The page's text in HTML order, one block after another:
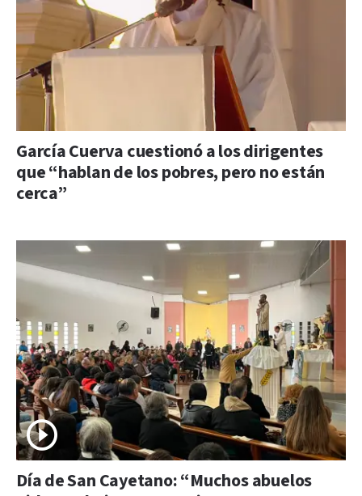
García Cuerva cuestionó a los dirigentes
que “hablan de los pobres, pero no están
cerca”
Día de San Cayetano: “Muchos abuelos